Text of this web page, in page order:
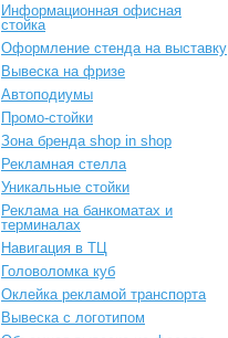
Информационная офисная
стойка
Оформление стенда на выставку
Вывеска на фризе
Автоподиумы
Промо-стойки
Зона бренда shop in shop
Рекламная стелла
Уникальные стойки
Реклама на банкоматах и
терминалах
Навигация в ТЦ
Головоломка куб
Оклейка рекламой транспорта
Вывеска с логотипом